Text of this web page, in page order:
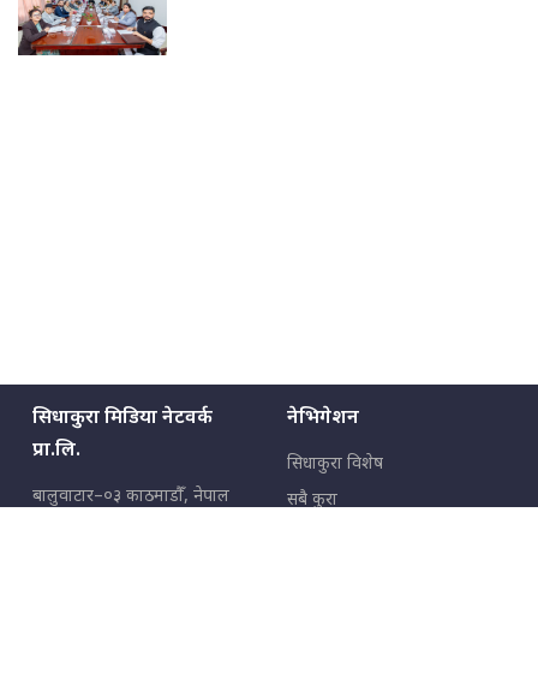
सिधाकुरा मिडिया नेटवर्क
प्रा.लि.
बालुवाटार–०३ काठमाडौँ, नेपाल
नेभिगेशन
सिधाकुरा विशेष
सबै कुरा